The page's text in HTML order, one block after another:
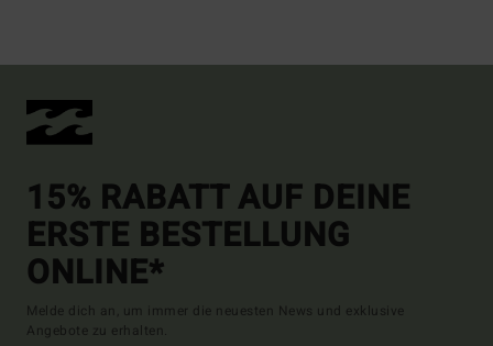
15% RABATT AUF DEINE
ERSTE BESTELLUNG
ONLINE*
Melde dich an, um immer die neuesten News und exklusive
Angebote zu erhalten.